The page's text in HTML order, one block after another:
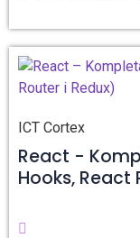
ICT Cortex
React -
Hooks, React